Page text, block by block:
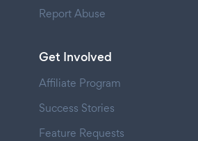
Report Abuse
Get Involved
Affiliate Program
Success Stories
Feature Requests